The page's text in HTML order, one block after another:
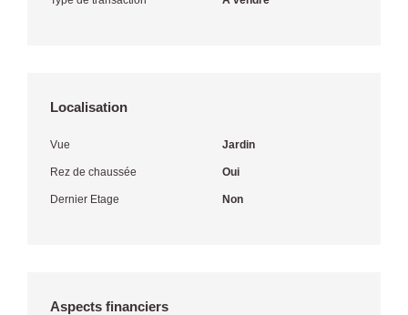
Localisation
Vue Jardin
Rez de chaussée Oui
Dernier Etage Non
Aspects financiers